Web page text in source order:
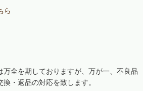
ら
全を期しておりますが、万が一、不良品
・返品の対応を致します。